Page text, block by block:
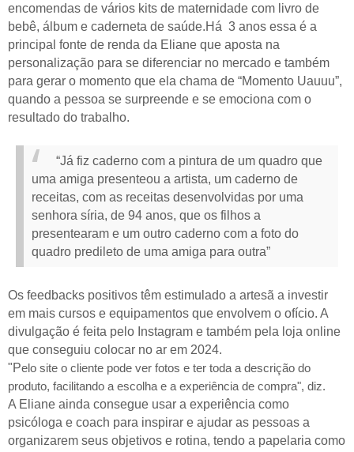
encomendas de vários kits de maternidade com livro de
bebê, álbum e caderneta de saúde.Há 3 anos essa é a
principal fonte de renda da Eliane que aposta na
personalização para se diferenciar no mercado e também
para gerar o momento que ela chama de “Momento Uauuu”,
quando a pessoa se surpreende e se emociona com o
resultado do trabalho.
“Já fiz caderno com a pintura de um quadro que
uma amiga presenteou a artista, um caderno de
receitas, com as receitas desenvolvidas por uma
senhora síria, de 94 anos, que os filhos a
presentearam e um outro caderno com a foto do
quadro predileto de uma amiga para outra”
Os feedbacks positivos têm estimulado a artesã a investir
em mais cursos e equipamentos que envolvem o ofício. A
divulgação é feita pelo Instagram e também pela loja online
que conseguiu colocar no ar em 2024.
"Pelo site o cliente pode ver fotos e ter toda a descrição do
produto, facilitando a escolha e a experiência de compra", diz.
A Eliane ainda consegue usar a experiência como
psicóloga e coach para inspirar e ajudar as pessoas a
organizarem seus objetivos e rotina, tendo a papelaria como